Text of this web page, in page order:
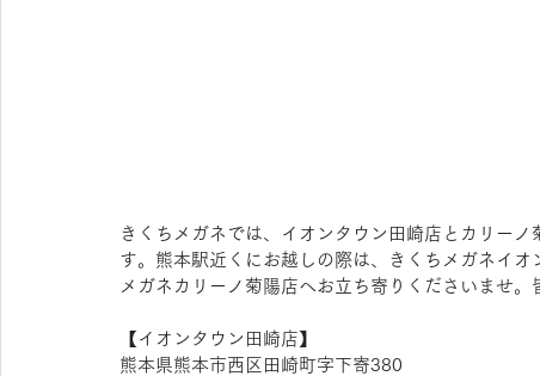
きくちメガネでは、イオンタウン田崎店とカリー
す。熊本駅近くにお越しの際は、きくちメガネイ
メガネカリーノ菊陽店へお立ち寄りくださいませ
【​イオンタウン田崎店】
熊本県熊本市西区田崎町字下寄380